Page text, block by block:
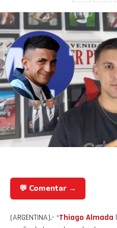
💬 Comentar →
(ARGENTINA).- “Thiago Almada